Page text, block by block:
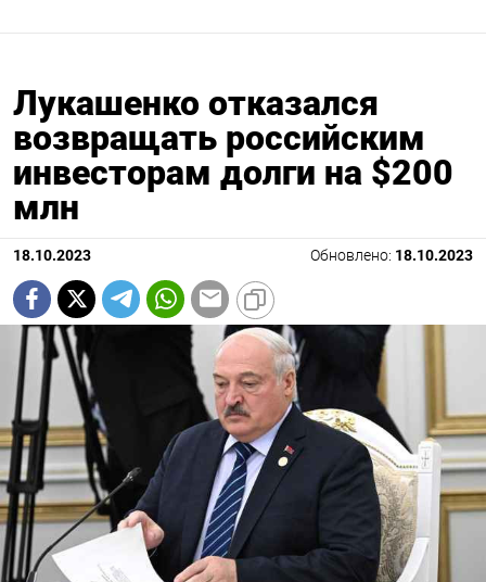
Лукашенко отказался
возвращать российским
инвесторам долги на $200
млн
18.10.2023 Обновлено: 18.10.2023